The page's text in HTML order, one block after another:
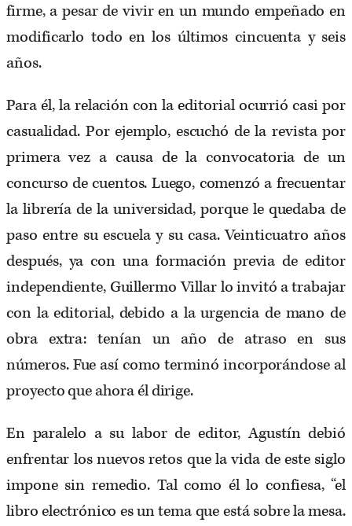
firme, a pesar de vivir en un mundo empeñado en
modificarlo todo en los últimos cincuenta y seis
años.
Para él, la relación con la editorial ocurrió casi por
casualidad. Por ejemplo, escuchó de la revista por
primera vez a causa de la convocatoria de un
concurso de cuentos. Luego, comenzó a frecuentar
la librería de la universidad, porque le quedaba de
paso entre su escuela y su casa. Veinticuatro años
después, ya con una formación previa de editor
independiente, Guillermo Villar lo invitó a trabajar
con la editorial, debido a la urgencia de mano de
obra extra: tenían un año de atraso en sus
números. Fue así como terminó incorporándose al
proyecto que ahora él dirige.
En paralelo a su labor de editor, Agustín debió
enfrentar los nuevos retos que la vida de este siglo
impone sin remedio. Tal como él lo confiesa, “el
libro electrónico es un tema que está sobre la mesa.